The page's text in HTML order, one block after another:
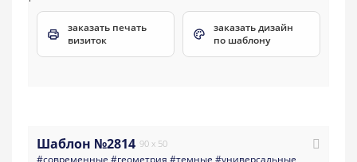
заказать печать
визиток
заказать дизайн
по шаблону
Шаблон №2814 90 x 50
#современные #геометрия #темные #универсальные